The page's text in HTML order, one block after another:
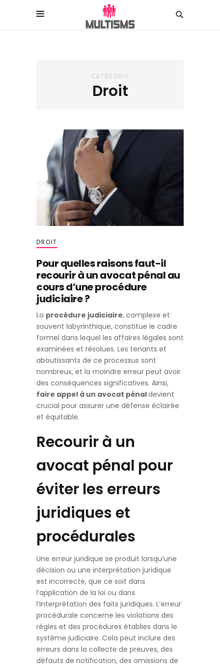
CATÉGORIE
Droit
DROIT
Pour quelles raisons faut-il
recourir à un avocat pénal au
cours d’une procédure
judiciaire ?
La procédure judiciaire, complexe et
souvent labyrinthique, constitue le cadre
formel dans lequel les affaires légales sont
examinées et résolues. Les tenants et
aboutissants de ce processus sont
nombreux, et la moindre erreur peut avoir
des conséquences significatives. Ainsi,
faire appel à un avocat pénaldevient
crucial pour assurer une défense éclairée
et équitable.
Recourir à un
avocat pénal pour
éviter les erreurs
juridiques et
procédurales
Une erreur juridique se produit lorsqu’une
décision ou une interprétation juridique
est incorrecte, que ce soit dans
l’application de la loi ou dans
l’interprétation des faits juridiques. L’erreur
procédurale concerne les violations des
règles et des procédures établies dans le
système judiciaire. Cela peut inclure des
erreurs dans la collecte de preuves, des
défauts de notification, des omissions de